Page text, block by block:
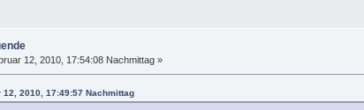
12, 2010, 17:54:08 Nachmittag »
2010, 17:49:57 Nachmittag